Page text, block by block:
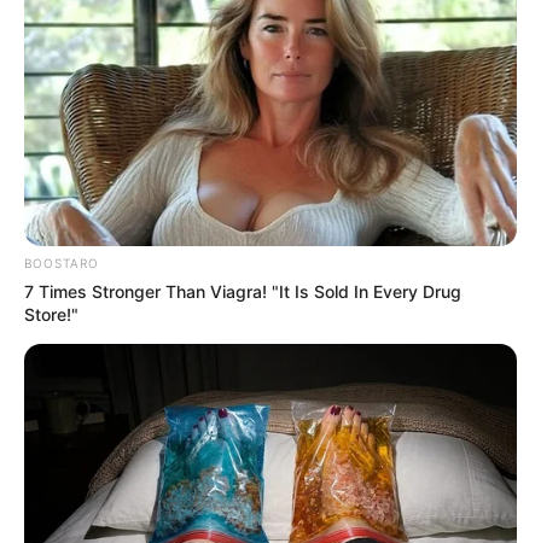
BOOSTARO
7 Times Stronger Than Viagra! "It Is Sold In Every Drug
Store!"